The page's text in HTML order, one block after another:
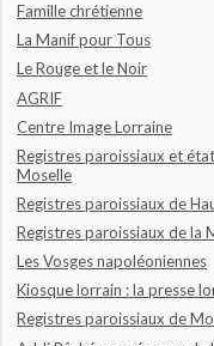
Famille chrétienne
La Manif pour Tous
Le Rouge et le Noir
AGRIF
Centre Image Lorraine
Registres paroissiaux et
Moselle
Registres paroissiaux de
Registres paroissiaux de la
Les Vosges napoléoniennes
Kiosque lorrain : la presse
Registres paroissiaux de